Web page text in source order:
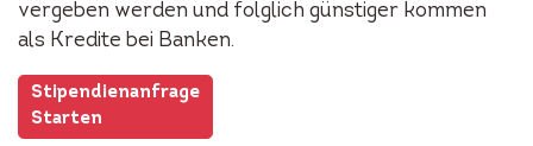
vergeben werden und folglich günstiger kommen
als Kredite bei Banken.
Stipendienanfrage
Starten